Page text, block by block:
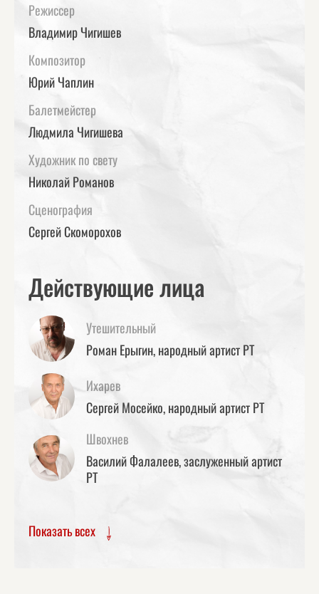
Режиссер
Владимир Чигишев
Композитор
Юрий Чаплин
Балетмейстер
Людмила Чигишева
Художник по свету
Николай Романов
Сценография
Сергей Скоморохов
Действующие лица
Утешительный
Роман Ерыгин, народный артист РТ
Ихарев
Сергей Мосейко, народный артист РТ
Швохнев
Василий Фалалеев, заслуженный артист
РТ
Показать всех